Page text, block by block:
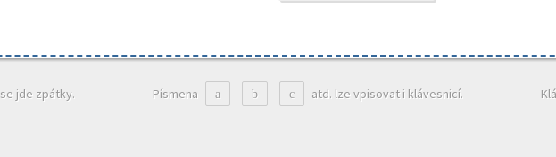
se jde zpátky. Písmena a b c atd. lze vpisovat i klávesnicí.